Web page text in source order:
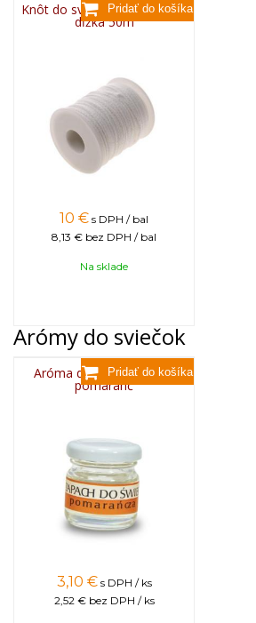
Knôt do sviečky plochý 3x10,
dĺžka 50m
10 € s DPH / bal
8,13 € bez DPH / bal
Na sklade
Arómy do sviečok
Aróma do sviečok, 25g -
pomaranč
3,10 € s DPH / ks
2,52 € bez DPH / ks